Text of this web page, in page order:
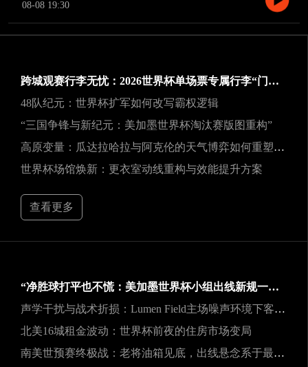
08-08 19:30
跨城观赛行李无忧：2026世界杯单场票专属行李“门到门”跨城速达方案
48队纪元：世界杯扩军如何改写霸权逻辑
“三国争锋与新纪元：美加墨世界杯淘汰赛版图重构”
高原变量：瓜达拉哈拉与阿克伦的天气博弈如何重塑2026世界杯战术逻辑
世界杯场馆焕新：更衣室动线重构与效能提升方案
查看更多
“净胜球打平也不慌：美加墨世界杯小组出线新规一图看懂”
声学干扰与战术折损：Lumen Field主场噪声环境下客队边线发球效能的影响研究
北美16城租金波动：世界杯前夜的住房市场变局
南美世预赛终极战：老将油箱见底，出线悬念系于最后一口气